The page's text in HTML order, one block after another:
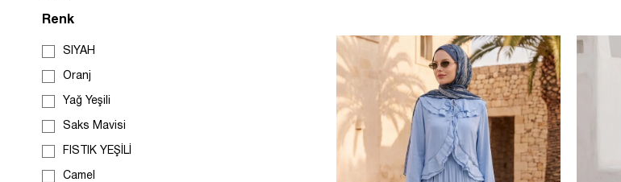
Renk
SİYAH
Oranj
Yağ Yeşili
Saks Mavisi
FISTIK YEŞİLİ
Camel